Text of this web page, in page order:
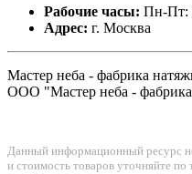
Рабочие часы: Пн-Пт:
Адрес: г. Москва
Мастер неба - фабрика
ООО "Мастер неба -
Данный информационный ресурс
и стоимость товаров уточняйте по